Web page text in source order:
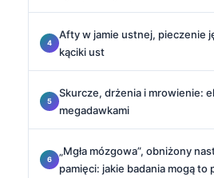
Afty w jamie ustnej, pieczenie
kąciki ust
Skurcze, drżenia i mrowienie:
megadawkami
„Mgła mózgowa”, obniżony
pamięci: jakie badania mogą to